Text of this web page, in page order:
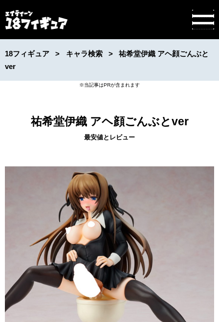
18フィギュア キャラ検索
祐希堂伊織 アヘ顔ごんぶと
ver
祐希堂伊織 アヘ顔ごんぶとver
最安値とレビュー